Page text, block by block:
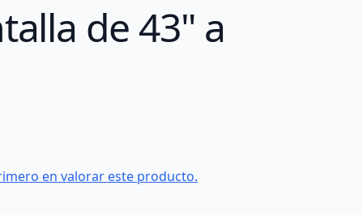
de 43" a
en valorar este producto.